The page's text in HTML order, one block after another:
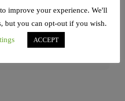
improve your experience. We'll
but you can opt-out if you wish.
ACCEPT